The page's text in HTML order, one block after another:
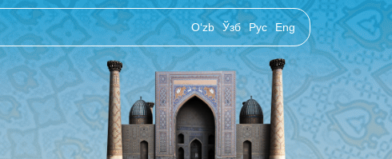
O‘zb Ўзб Рус Eng